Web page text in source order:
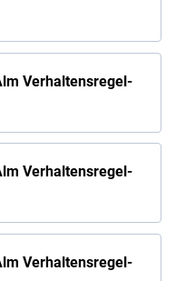
Verhaltensregel-
Verhaltensregel-
Verhaltensregel-